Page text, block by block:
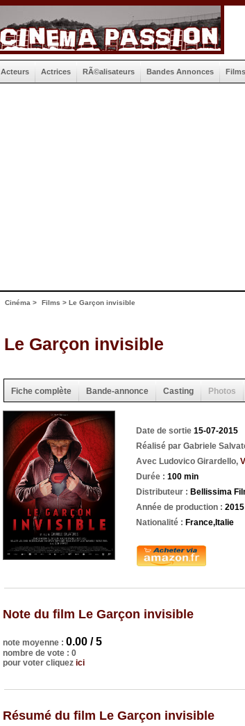
Acteurs Actrices RÃ©alisateurs Bandes Annonces Films
Cinéma > Films > Le Garçon invisible
Le Garçon invisible
Fiche complète Bande-annonce Casting Photos
Date de sortie 15-07-2015
Réalisé par Gabriele
Avec Ludovico Girardello,
Durée : 100 min
Distributeur : Bellissima
Année de production : 2015
Nationalité : France,Italie
Note du film Le Garçon invisible
note moyenne : 0.00 / 5
nombre de vote : 0
pour voter cliquez ici
Résumé du film Le Garçon invisible